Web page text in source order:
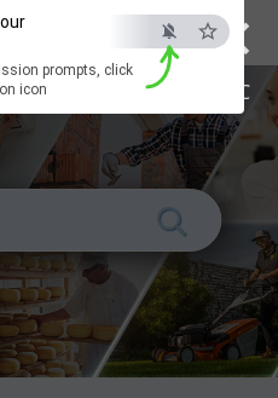
×
ESC
prompts, click
icon